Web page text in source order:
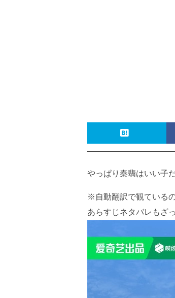
やっぱり秦翡はいい子
※自動翻訳で観ている
あらすじネタバレもざ